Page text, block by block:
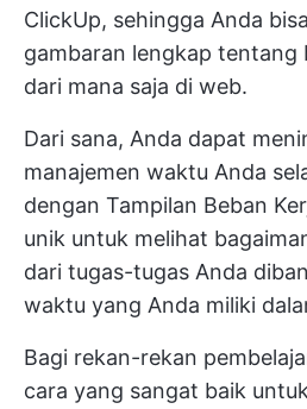
ClickUp, sehingga Anda
gambaran lengkap tentang
dari mana saja di web.
Dari sana, Anda dapat
manajemen waktu Anda
dengan Tampilan Beban
unik untuk melihat
dari tugas-tugas Anda
waktu yang Anda miliki
Bagi rekan-rekan
cara yang sangat baik